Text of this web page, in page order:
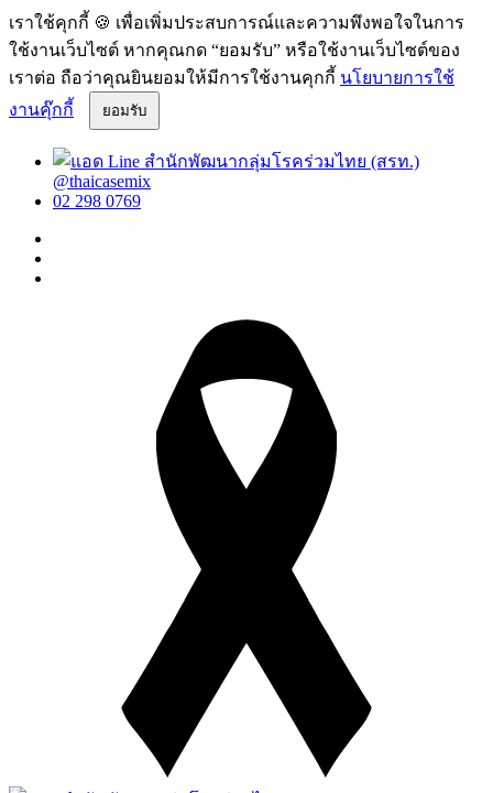
เราใช้คุกกี้ 🍪 เพื่อเพิ่มประสบการณ์และความพึงพอใจในการ
ใช้งานเว็บไซต์ หากคุณกด “ยอมรับ” หรือใช้งานเว็บไซต์ของ
เราต่อ ถือว่าคุณยินยอมให้มีการใช้งานคุกกี้ นโยบายการใช้
งานคุ๊กกี้
ยอมรับ
@thaicasemix
02 298 0769